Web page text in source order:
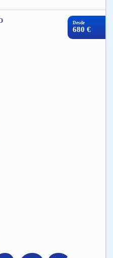
Desde
680 €